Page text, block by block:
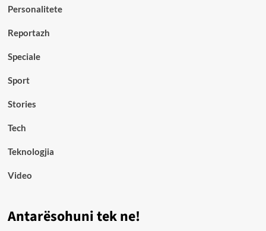
Personalitete
Reportazh
Speciale
Sport
Stories
Tech
Teknologjia
Video
Antarësohuni tek ne!